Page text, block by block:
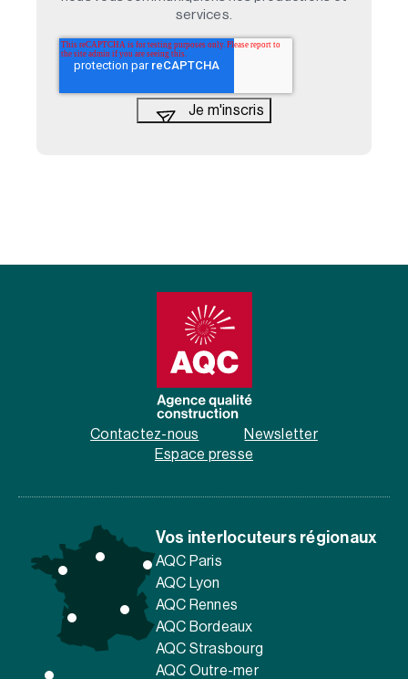
services.
Contactez-nous
Newsletter
Espace presse
Vos interlocuteurs régionaux
AQC Paris
AQC Lyon
AQC Rennes
AQC Bordeaux
AQC Strasbourg
AQC Outre-mer